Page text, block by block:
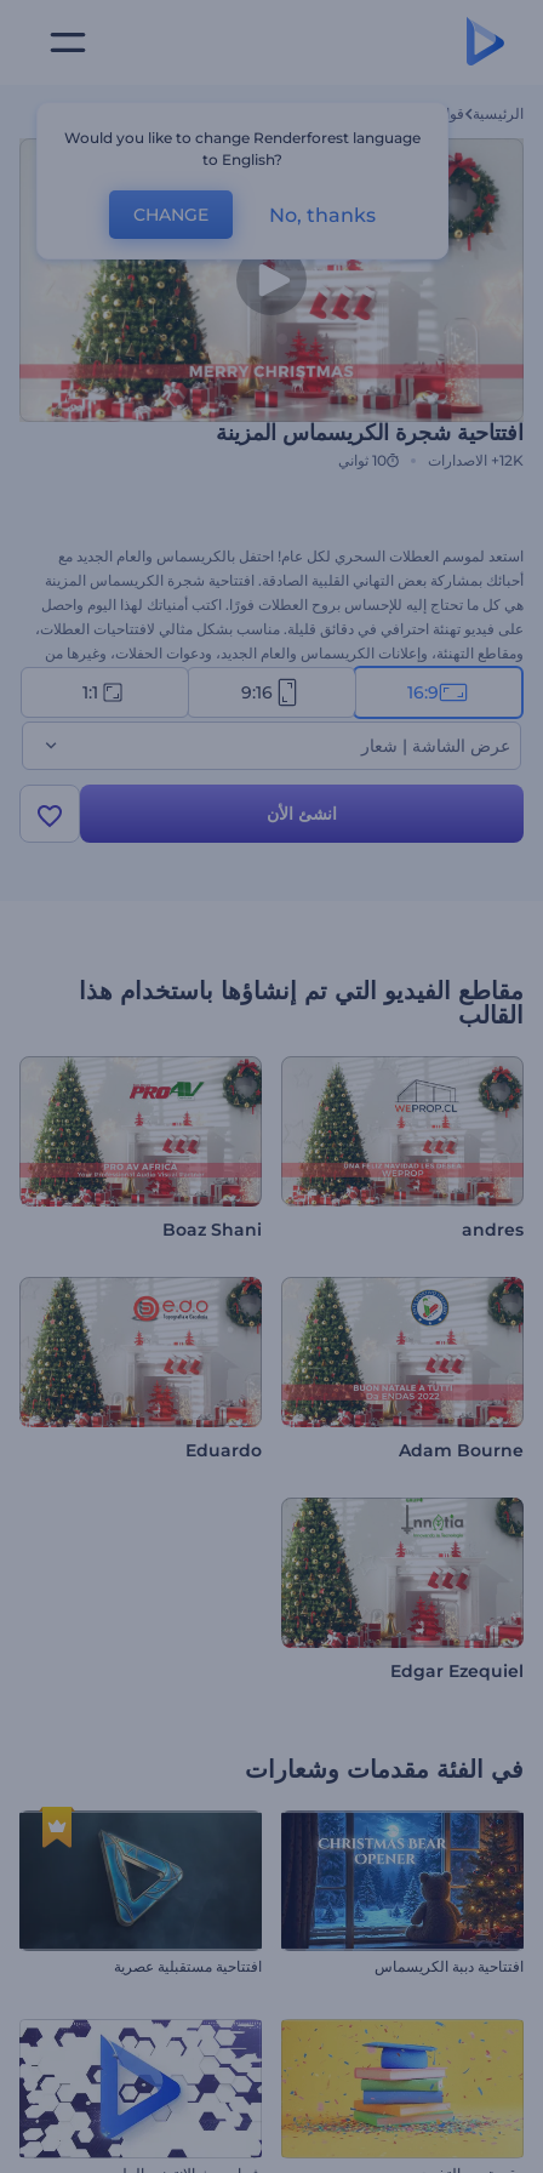
الرئيسية قوالب
افتتاحية شجرة الكريسماس المزينة
12K+ الاصدارات 10 ثواني
استعد لموسم العطلات السحري لكل عام! احتفل بالكريسماس والعام الجديد مع
أحبائك بمشاركة بعض التهاني القلبية الصادقة. افتتاحية شجرة الكريسماس المزينة
هي كل ما تحتاج إليه للإحساس بروح العطلات فورًا. اكتب أمنياتك لهذا اليوم واحصل
على فيديو تهنئة احترافي في دقائق قليلة. مناسب بشكل مثالي لافتتاحيات العطلات،
ومقاطع التهنئة، وإعلانات الكريسماس والعام الجديد، ودعوات الحفلات، وغيرها من
المشروعات. جرب الآن!
16:9
9:16
1:1
عرض الشاشة | شعار
انشئ الأن
مقاطع الفيديو التي تم إنشاؤها باستخدام هذا
القالب
andres
Boaz Shani
Adam Bourne
Eduardo
Edgar Ezequiel
في الفئة مقدمات وشعارات
افتتاحية دببة الكريسماس افتتاحية مستقبلية عصرية
Would you like to change Renderforest language
to English?
CHANGE No, thanks